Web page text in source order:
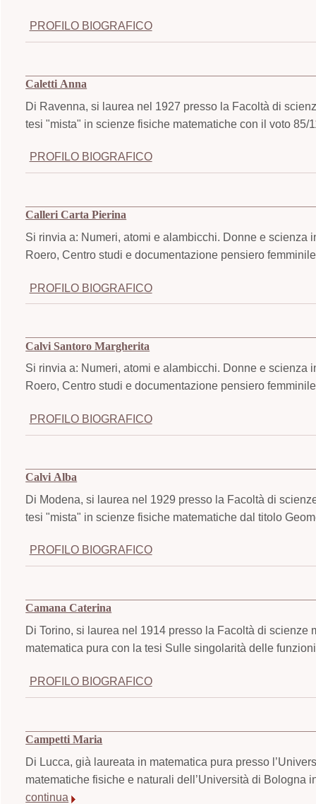
PROFILO BIOGRAFICO
Caletti Anna
Di Ravenna, si laurea nel 1927 presso la Facoltà di
tesi "mista" in scienze fisiche matematiche con il voto 85/
PROFILO BIOGRAFICO
Calleri Carta Pierina
Si rinvia a: Numeri, atomi e alambicchi. Donne e scienza
Roero, Centro studi e documentazione pensiero
PROFILO BIOGRAFICO
Calvi Santoro Margherita
Si rinvia a: Numeri, atomi e alambicchi. Donne e scienza
Roero, Centro studi e documentazione pensiero
PROFILO BIOGRAFICO
Calvi Alba
Di Modena, si laurea nel 1929 presso la Facoltà di
tesi "mista" in scienze fisiche matematiche dal titolo
PROFILO BIOGRAFICO
Camana Caterina
Di Torino, si laurea nel 1914 presso la Facoltà di
matematica pura con la tesi Sulle singolarità delle
PROFILO BIOGRAFICO
Campetti Maria
Di Lucca, già laureata in matematica pura presso
matematiche fisiche e naturali dell’Università di Bologna
continua